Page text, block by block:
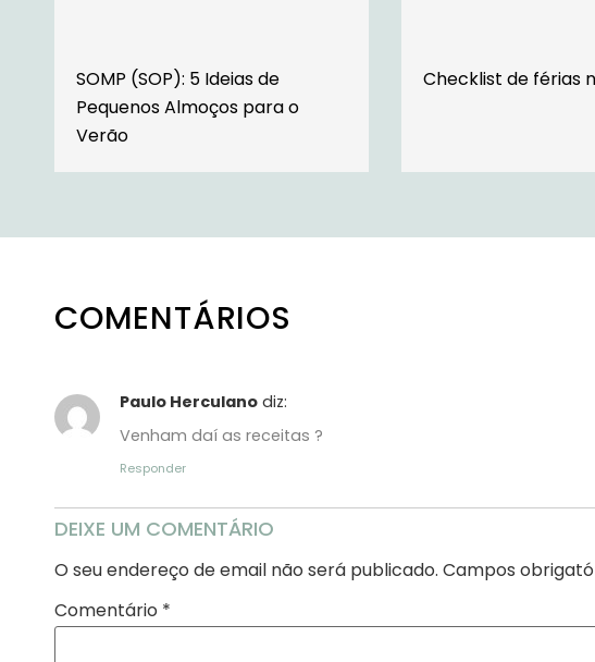
SOMP (SOP): 5 Ideias de
Pequenos Almoços para o
Verão
Checklist de férias
COMENTÁRIOS
Paulo Herculano diz:
Venham daí as receitas ?
Responder
DEIXE UM COMENTÁRIO
O seu endereço de email não será publicado. Campos
Comentário *